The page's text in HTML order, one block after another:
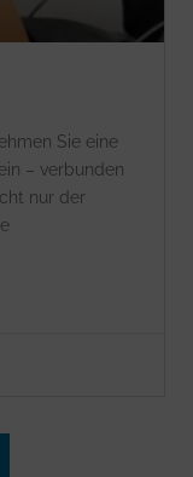
Sie eine
– verbunden
nur der